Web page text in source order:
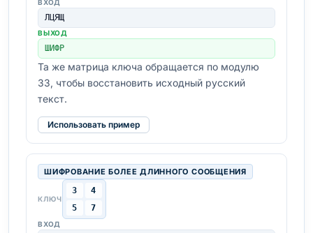
ВХОД
ЛЦЯЩ
ВЫХОД
ШИФР
Та же матрица ключа обращается по модулю
33, чтобы восстановить исходный русский
текст.
Использовать пример
ШИФРОВАНИЕ БОЛЕЕ ДЛИННОГО СООБЩЕНИЯ
КЛЮЧ
3
4
5
7
ВХОД